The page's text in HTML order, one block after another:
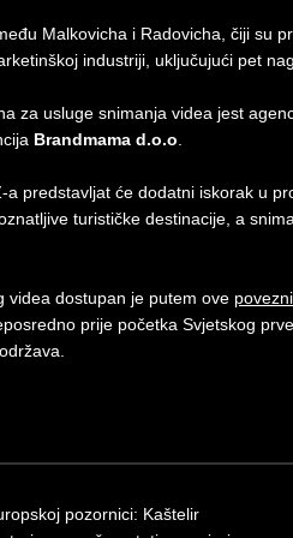
Malkovicha i Radovicha, čiji su
industriji, uključujući pet
za usluge snimanja videa jest
Brandmama d.o.o
a predstavljat će dodatni iskorak u
turističke destinacije, a
videa dostupan je putem ove
prije početka Svjetskog
pozornici: Kaštelir